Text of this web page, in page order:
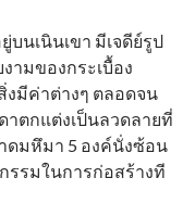
นเนินเขา มีเจดีย์รูป
ามของกระเบื้อง
งมีค่าต่างๆ ตลอดจน
ตกแต่งเป็นลวดลายที่
ดมหึมา 5 องค์นั่งซ้อน
รรมในการก่อสร้างที